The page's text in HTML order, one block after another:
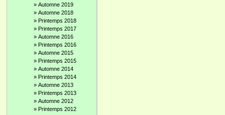
» Automne 2019
» Automne 2018
» Printemps 2018
» Printemps 2017
» Automne 2016
» Printemps 2016
» Automne 2015
» Printemps 2015
» Automne 2014
» Printemps 2014
» Automne 2013
» Printemps 2013
» Automne 2012
» Printemps 2012